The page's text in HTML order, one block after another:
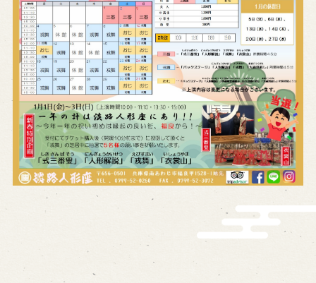
Awaji Island and the Myth of the
Birth of the Nation
History of Awaji Ningyo Joruri
Awaji Ningyo Joruri's original
performance
Awaji Ningyo Joruri (Puppet
Theater) Spreading
Traditional Performing Arts in
Minami-Awaji City
Usage Info
Opening Dates and Admission
Indoor Introduction
Contact Us